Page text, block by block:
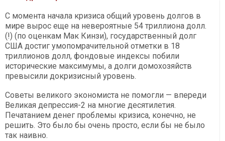
С момента начала кризиса общий уровень долгов в
мире вырос еще на невероятные 54 триллиона долл.
(!) (по оценкам Мак Кинзи), государственный долг
США достиг умопомрачительной отметки в 18
триллионов долл, фондовые индексы побили
исторические максимумы, а долги домохозяйств
превысили докризисный уровень.
Советы великого экономиста не помогли — впереди
Великая депрессия-2 на многие десятилетия.
Печатанием денег проблемы кризиса, конечно, не
решить. Это было бы очень просто, если бы не было
так наивно.